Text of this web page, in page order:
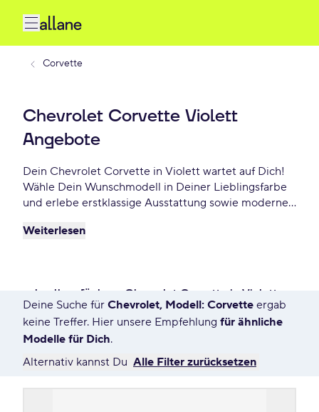
Corvette
Chevrolet Corvette Violett
Angebote
Dein Chevrolet Corvette in Violett wartet auf Dich!
Wähle Dein Wunschmodell in Deiner Lieblingsfarbe
und erlebe erstklassige Ausstattung sowie modernes
Finanzierungsoptionen und fahre Dein Chevrolet
Weiterlesen
schnell verfügbare Chevrolet Corvette in Violett
43 Angebote für Deine Suche
Deine Suche für Chevrolet, Modell: Corvette ergab
keine Treffer. Hier unsere Empfehlung für ähnliche
Modelle für Dich.
Alternativ kannst Du Alle Filter zurücksetzen